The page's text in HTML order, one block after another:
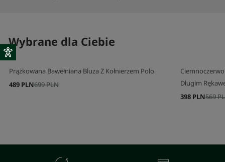
Wybrane dla Ciebie
Prążkowana Bawełniana Bluza Z Kołnierzem Polo
699 PLN
489 PLN
Długim
569
398 PLN